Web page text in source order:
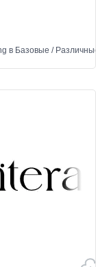
в Базовые /